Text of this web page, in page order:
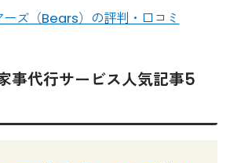
ーズ（Bears）の評判・口コミ
事代行サービス人気記事5